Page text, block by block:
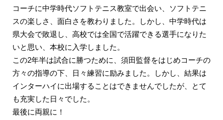
コーチに中学時代ソフトテニス教室で出会い、ソフトテニ
スの楽しさ、面白さを教わりました。しかし、中学時代は
県大会で敗退し、高校では全国で活躍できる選手になりた
いと思い、本校に入学しました。
この2年半は試合に勝つために、須田監督をはじめコーチの
方々の指導の下、日々練習に励みました。しかし、結果は
インターハイに出場することはできませんでしたが、とて
も充実した日々でした。
最後に両親に！